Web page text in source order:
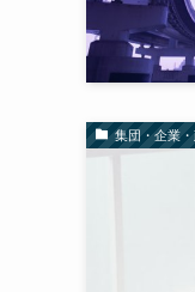
集団・企業